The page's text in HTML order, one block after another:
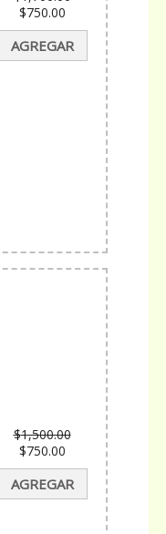
El
original
era:
$1,700.00.
$750.00
precio
actual
es:
AGREGAR
$1,500.00
El
original
era:
$1,500.00.
$750.00
precio
actual
es:
AGREGAR